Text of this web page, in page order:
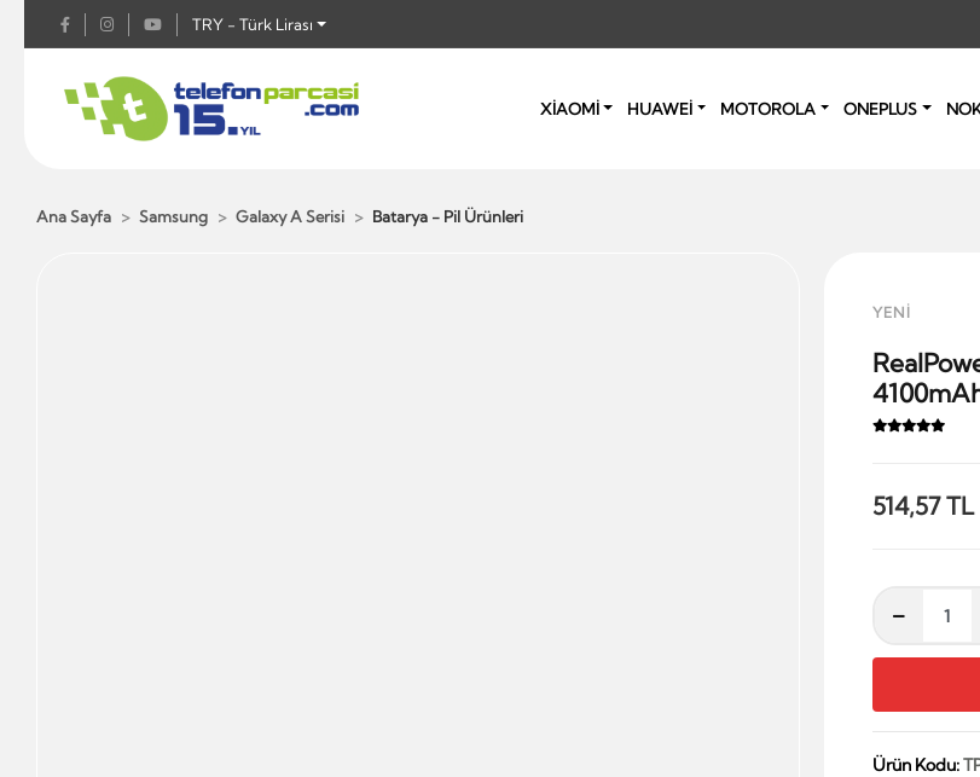
TRY - Türk Lirası
XİAOMİ HUAWEİ MOTOROLA ONEPLUS
Ana Sayfa Samsung Galaxy A Serisi Batarya - Pil Ürünleri
YENİ
514,57 TL
Ürün Kodu: